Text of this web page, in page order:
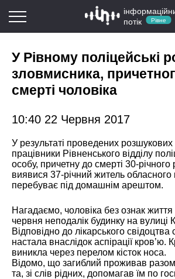
потік
Рівне
У Рівному поліцейські
зловмисника,
смерті чоловіка
10:40 22 Червня 2017
У результаті проведених розшукових
працівники Рівненського відділу
особу, причетну до смерті 30-
виявися 37-річний житель обласного
перебуває під домашнім арештом.
Нагадаємо, чоловіка без ознак
червня неподалік будинку на вулиці
Відповідно до лікарського свідоцтва
настала внаслідок аспірації кров’ю.
виникла через перелом кісток носа.
Відомо, що загиблий проживав разом
та, зі слів рідних, допомагав їм по